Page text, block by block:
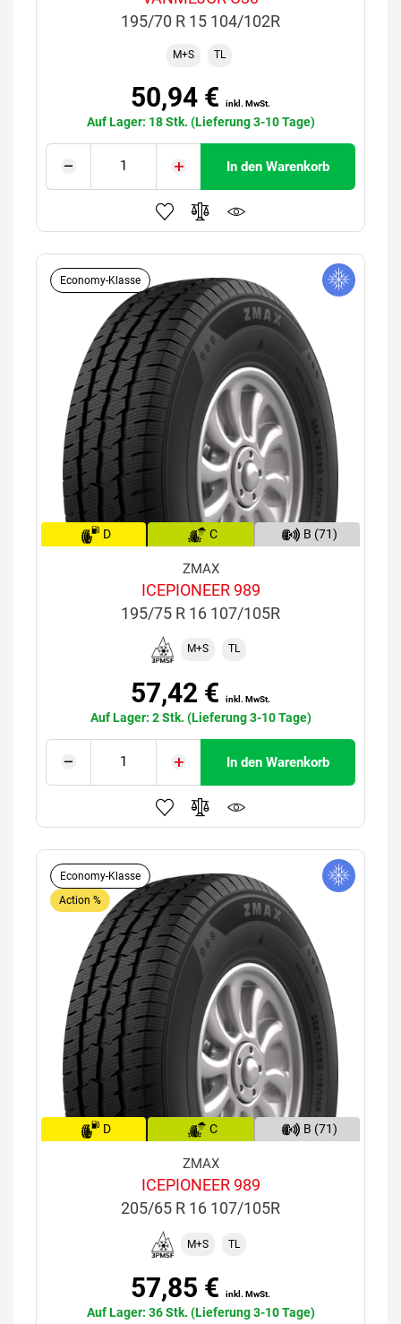
195/70 R 15 104/102R
M+S TL
50,94 € inkl. MwSt.
Auf Lager: 18 Stk. (Lieferung 3-10 Tage)
In den Warenkorb
Economy-Klasse
D C B (71)
ZMAX
ICEPIONEER 989
195/75 R 16 107/105R
M+S TL
57,42 € inkl. MwSt.
Auf Lager: 2 Stk. (Lieferung 3-10 Tage)
In den Warenkorb
Economy-Klasse
Action %
D C B (71)
ZMAX
ICEPIONEER 989
205/65 R 16 107/105R
M+S TL
57,85 € inkl. MwSt.
Auf Lager: 36 Stk. (Lieferung 3-10 Tage)